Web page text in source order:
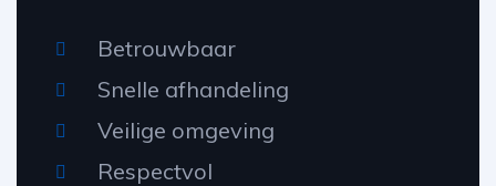
Betrouwbaar
Snelle afhandeling
Veilige omgeving
Respectvol